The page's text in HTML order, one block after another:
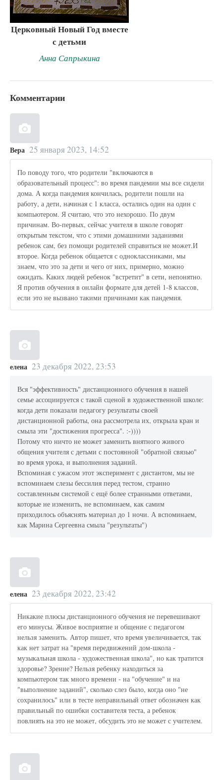
Церковный Новый Год вместе
с детьми
Анна Сапрыкина
Комментарии
Вера 25 января 2023, 14:52
По поводу того, что родители "включаются в
образовательный процесс": во время пандемии мы все сидели
дома. А когда пандемия кончилась, родители пошли на
работу, а дети, начиная с 1 класса, остались один на один с
компьютером. Я считаю, что это нехорошо. По двум
причинам. Во-первых, сейчас учителя в школе говорят
открытым текстом, что с этими домашними заданиями
ребенок сам, без помощи родителей справиться не может.И
второе. Когда ребенок общается с одноклассниками, мы
знаем, что это за дети и чего от них, примерно, можно
ожидать. Каких людей ребенок "встретит" в сети, непонятно.
Я против обучения в онлайн формате для детей 1-8 классов,
если это не вызвано такими причинами как пандемия.
елена 23 декабря 2022, 23:53
Вся "эффективность" дистанционного обучения в нашей
семье ассоциируется с такой сценой в художественной школе:
когда дети показали педагогу результаты своей
дистанционной работы, она рассмотрела их, открыла кран и
смыла эти "достижения прогресса". :-))))
Потому что ничто не может заменить внятного живого
общения учителя с детьми с постоянной "обратной связью"
во время урока, и выполнения заданий.
Вспоминая с ужасом этот эксперимент с дистантом, мы не
вспоминаем слезы бессилия перед тестом, странно
составленным системой с ещё более странными ответами,
которые не изменить, не вспоминаем, как самим
приходилось объяснять материал до 1 ночи. А вспоминаем,
как Марина Сергеевна смыла "результаты")
елена 23 декабря 2022, 23:42
Никакие плюсы дистанционного обучения не перевешивают
его минусы. Живое восприятие и общение с педагогом
нельзя заменить. Автор пишет, что время увеличивается, так
как нет затрат на "время передвижений дом-школа -
музыкальная школа - художественная школа", но как тратится
здоровье? Зрение? Нельзя ребенку находиться за
компьютером так много времени - на "обучение" и на
"выполнение заданий", сколько слез было, когда оно "не
сохранилось" или в тесте неправильный ответ обозначен как
правильный по ошибки составителя теста, а ребенок
повлиять на это не может, обсудить это не может с учителем.